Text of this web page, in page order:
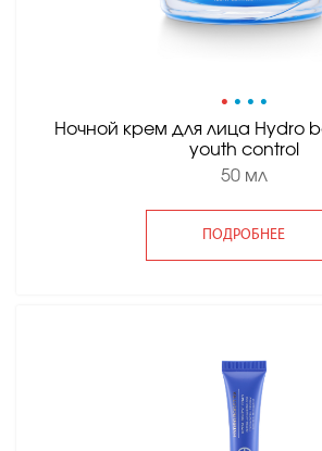
• • • •
Ночной крем для лица Hydro
youth control
50 мл
ПОДРОБНЕЕ